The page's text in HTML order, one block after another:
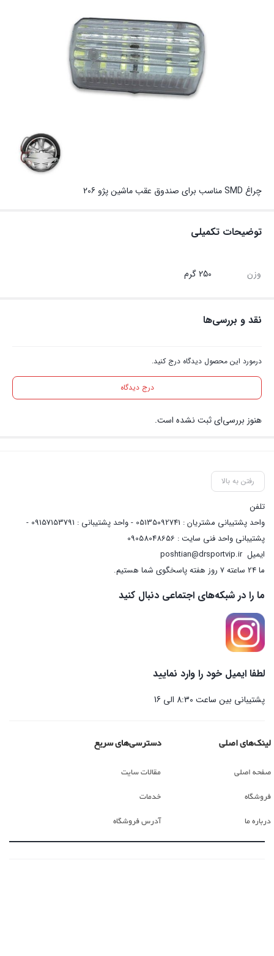
چراغ SMD مناسب برای صندوق عقب ماشین پژو 206
توضیحات تکمیلی
وزن 250 گرم
نقد و بررسی‌ها
درمورد این محصول دیدگاه درج کنید.
درج دیدگاه
هنوز بررسی‌ای ثبت نشده است.
رفتن به بالا
تلفن
واحد پشتیبانی مشتریان : 05135092741 - واحد پشتیبانی : 09157153791 -
پشتیبانی واحد فنی سایت : 09058048656
ایمیلposhtian@drsportvip.ir
ما 24 ساعته 7 روز هفته پاسخگوی شما هستیم.
ما را در شبکه‌های اجتماعی دنبال کنید
لطفا ایمیل خود را وارد نمایید
پشتیبانی بین ساعت 8:30 الی 16
لینک‌های اصلی
صفحه اصلی
فروشگاه
درباره ما
دسترسی‌های سریع
مقالات سایت
خدمات
آدرس فروشگاه